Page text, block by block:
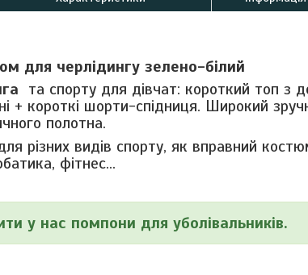
для черлідингу зелено-білий
та спорту для дівчат: короткий топ з
+ короткі шорти-спідниця. Широкий
полотна.
різних видів спорту, як вправний
фітнес...
у нас помпони для уболівальників.